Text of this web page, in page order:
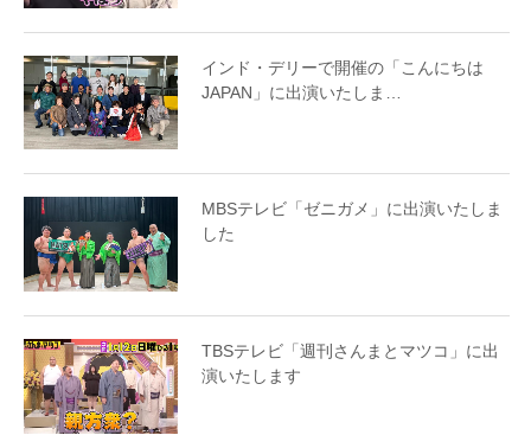
インド・デリーで開催の「こんにちは
JAPAN」に出演いたしま…
MBSテレビ「ゼニガメ」に出演いたしま
した
TBSテレビ「週刊さんまとマツコ」に出
演いたします